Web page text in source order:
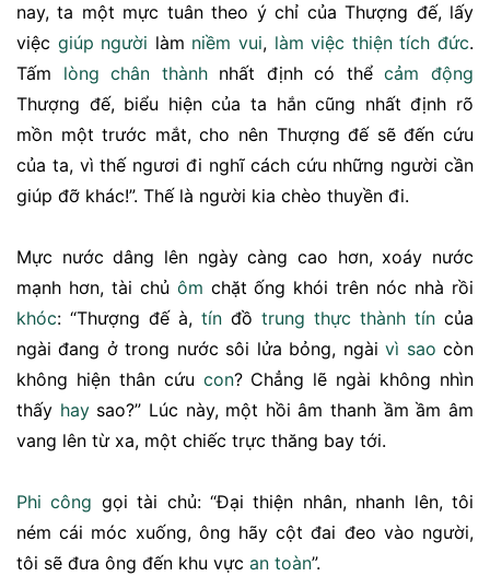
nay, ta một mực tuân theo ý chỉ của Thượng đế, lấy
việc giúp người làm niềm vui, làm việc thiện tích đức.
Tấm lòng chân thànhnhất định có thểcảm động
Thượng đế, biểu hiện của ta hắn cũng nhất định rõ
mồn một trước mắt, cho nên Thượng đế sẽ đến cứu
của ta, vì thế ngươi đi nghĩ cách cứu những người cần
giúp đỡ khác!”. Thế là người kia chèo thuyền đi.
Mực nước dâng lên ngày càng cao hơn, xoáy nước
mạnh hơn, tài chủ ôm chặt ống khói trên nóc nhà rồi
khóc: “Thượng đế à, tín đồ trung thực thành tín của
ngài đang ở trong nước sôi lửa bỏng, ngàivì sao còn
không hiện thân cứu con? Chẳng lẽ ngài không nhìn
thấy haysao?” Lúc này, một hồi âm thanh ầm ầm âm
vang lên từ xa, một chiếc trực thăng bay tới.
Phi công gọi tài chủ: “Đại thiện nhân, nhanh lên, tôi
ném cái móc xuống, ông hãy cột đai đeo vào người,
tôi sẽ đưa ông đến khu vực an toàn”.